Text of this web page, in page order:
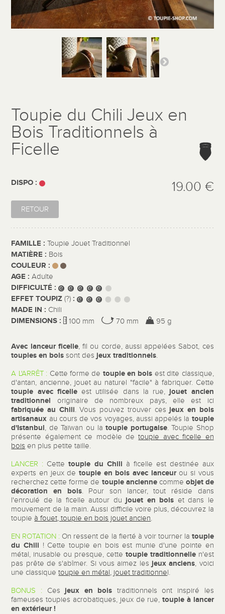
Toupie du Chili Jeux en
Bois Traditionnels à
Ficelle
DISPO : 19.00 €
RETOUR
FAMILLE :Toupie Jouet Traditionnel
MATIÈRE : Bois
COULEUR :
AGE :Adulte
DIFFICULTÉ :
EFFET TOUPIZ(?) :
MADE IN : Chili
DIMENSIONS : 100 mm 70 mm 95 g
Avec lanceur ficelle, fil ou corde, aussi appelées Sabot, ces
toupies en bois sont des jeux traditionnels.
A L'ARRÊT : Cette forme de toupie en bois est dite classique,
d'antan, ancienne, jouet au naturel "facile" à fabriquer. Cette
toupie avec ficelleest utilisée dans la rue, jouet ancien
traditionnel originaire de nombreux pays, elle est ici
fabriquée au Chili. Vous pouvez trouver ces jeux en bois
artisanaux au cours de vos voyages, aussi appelés la toupie
d'Istanbul, de Taïwan ou latoupie portugaise. Toupie Shop
présente également ce modèle detoupie avec ficelle en
bois en plus petite taille.
LANCER : Cettetoupie du Chili à ficelle est destinée aux
experts en jeux detoupie en bois avec lanceurou si vous
recherchez cette forme de toupie ancienne comme objet de
décoration en bois. Pour son lancer, tout réside dans
l'enroulé de la ficelle autour du jouet en bois et dans le
mouvement de la main. Aussi difficile voire plus, découvrez la
toupieà fouet, toupie en bois jouet ancien.
EN ROTATION : On ressent de la fierté à voir tourner la toupie
du Chili ! Cette toupie en bois est munie d'une pointe en
métal, inusable ou presque, cette toupie traditionnellen'est
pas prête de s'abîmer. Si vous aimez les jeux anciens, voici
une classiquetoupie en métal, jouet traditionnel.
BONUS :Ces jeux en bois traditionnels ont inspiré les
fameuses toupies acrobatiques, jeux de rue,toupie à lancer
en extérieur !